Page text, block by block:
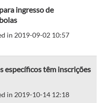
ingresso de
in 2019-09-02 10:57
específicos têm inscrições
in 2019-10-14 12:18